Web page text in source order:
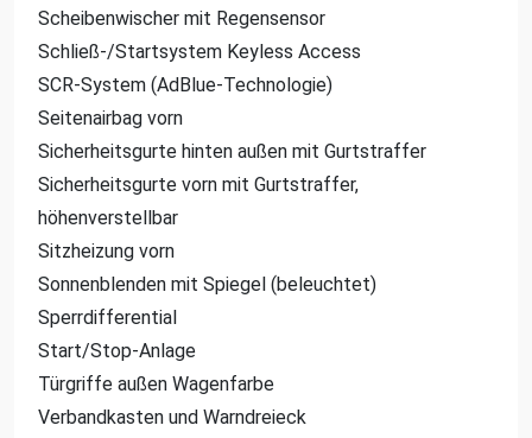
Scheibenwischer mit Regensensor
Schließ-/Startsystem Keyless Access
SCR-System (AdBlue-Technologie)
Seitenairbag vorn
Sicherheitsgurte hinten außen mit Gurtstraffer
Sicherheitsgurte vorn mit Gurtstraffer,
höhenverstellbar
Sitzheizung vorn
Sonnenblenden mit Spiegel (beleuchtet)
Sperrdifferential
Start/Stop-Anlage
Türgriffe außen Wagenfarbe
Verbandkasten und Warndreieck